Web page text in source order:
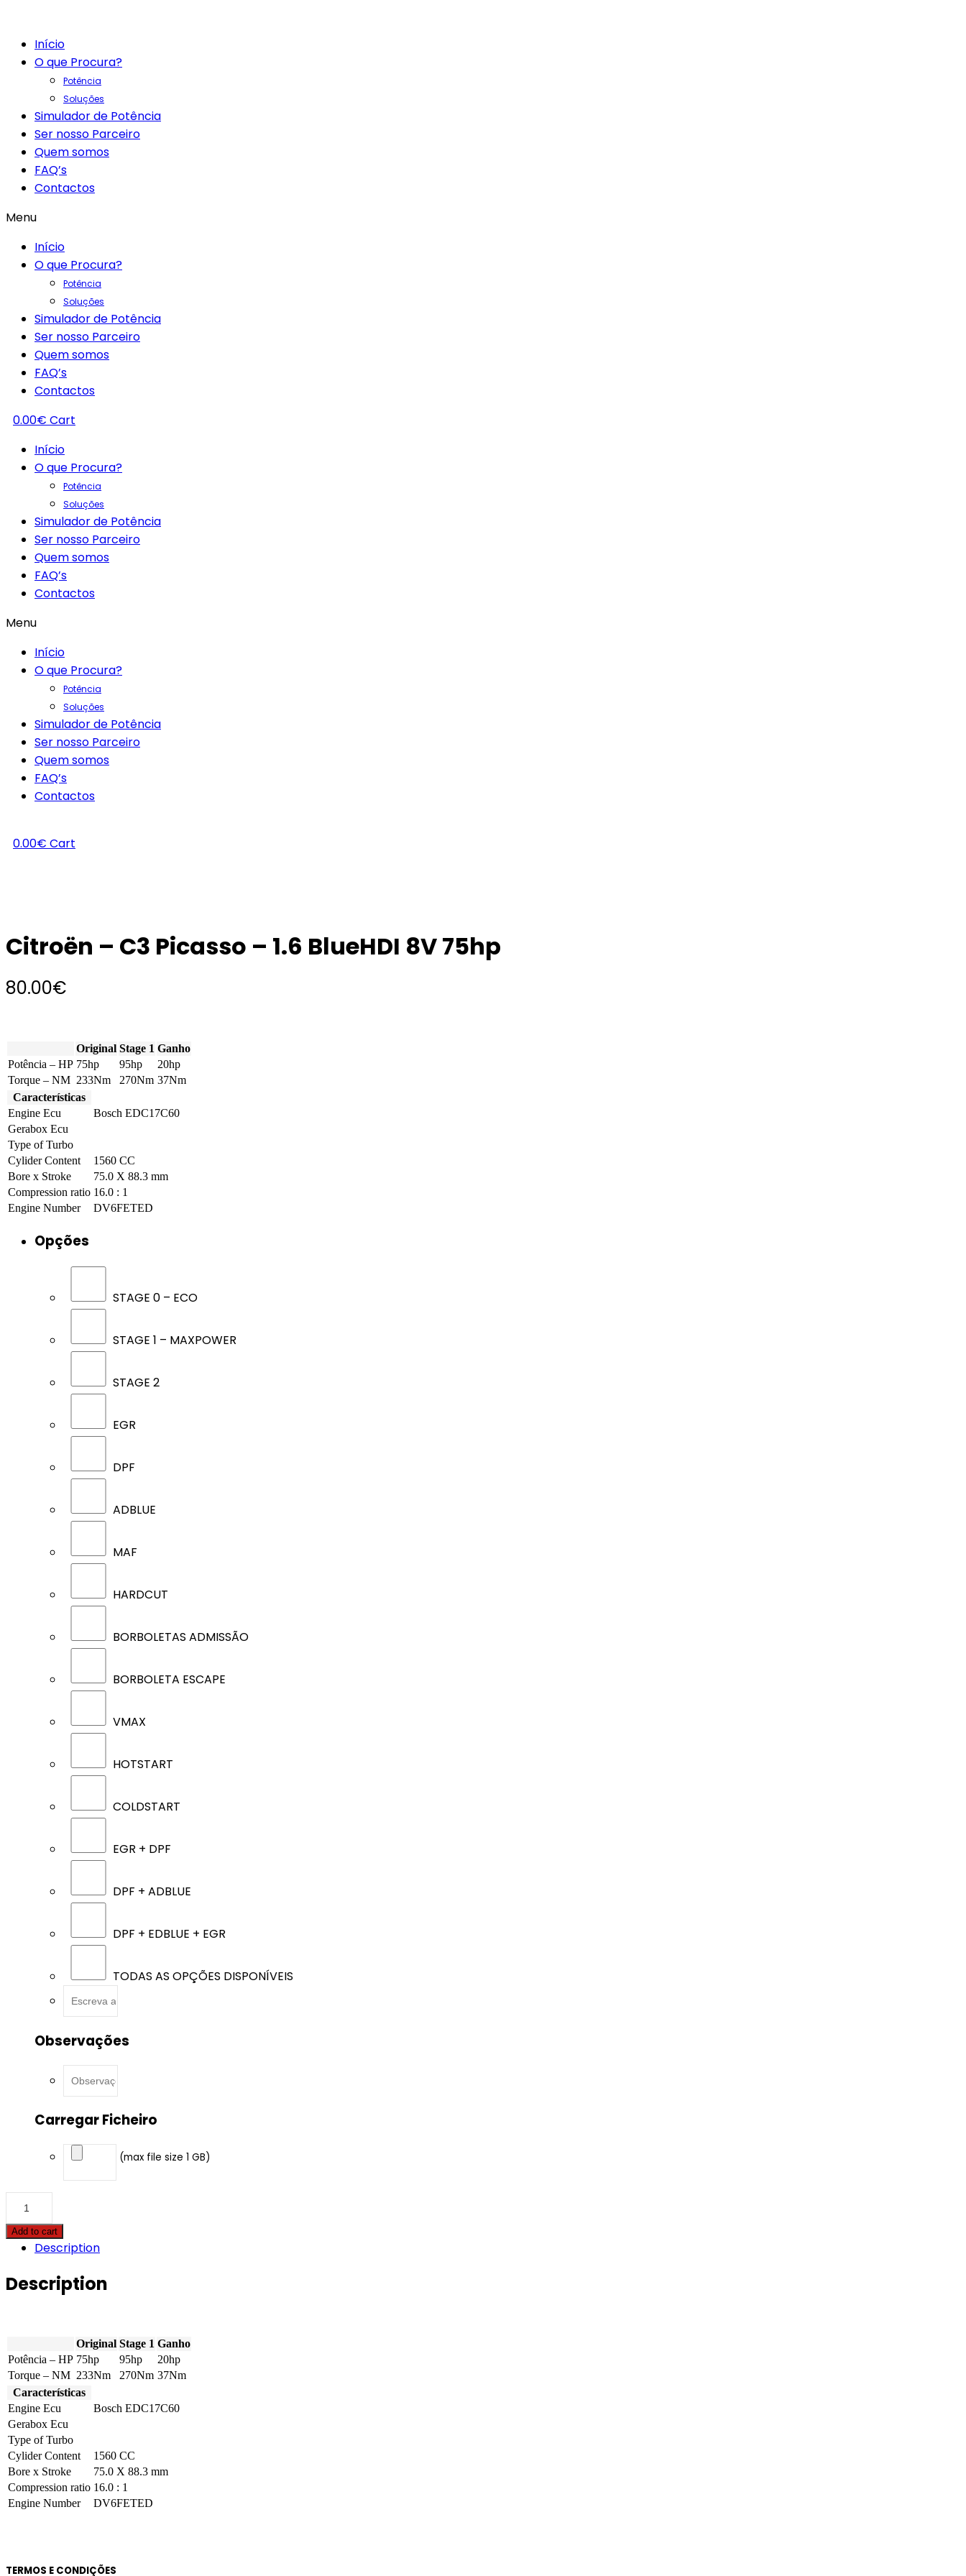
Início
O que Procura?
Potência
Soluções
Simulador de Potência
Ser nosso Parceiro
Quem somos
FAQ’s
Contactos
Menu
Início
O que Procura?
Potência
Soluções
Simulador de Potência
Ser nosso Parceiro
Quem somos
FAQ’s
Contactos
0.00€ Cart
Início
O que Procura?
Potência
Soluções
Simulador de Potência
Ser nosso Parceiro
Quem somos
FAQ’s
Contactos
Menu
Início
O que Procura?
Potência
Soluções
Simulador de Potência
Ser nosso Parceiro
Quem somos
FAQ’s
Contactos
0.00€ Cart
Citroën – C3 Picasso – 1.6 BlueHDI 8V 75hp
80.00€
Original Stage 1 Ganho
Potência – HP 75hp 95hp
20hp
Torque – NM 233Nm 270Nm 37Nm
Características
Engine Ecu
Bosch EDC17C60
Gerabox Ecu
Type of Turbo
Cylider Content
1560 CC
Bore x Stroke
75.0 X 88.3 mm
Compression ratio 16.0 : 1
Engine Number
DV6FETED
Opções
STAGE 0 – ECO
STAGE 1 – MAXPOWER
STAGE 2
EGR
DPF
ADBLUE
MAF
HARDCUT
BORBOLETAS ADMISSÃO
BORBOLETA ESCAPE
VMAX
HOTSTART
COLDSTART
EGR + DPF
DPF + ADBLUE
DPF + EDBLUE + EGR
TODAS AS OPÇÕES DISPONÍVEIS
Observações
Carregar Ficheiro
(max file size 1 GB)
C3
Picasso
BlueHDI
8V
Add to cart
Description
Description
Original Stage 1 Ganho
Potência – HP 75hp 95hp
20hp
Torque – NM 233Nm 270Nm 37Nm
Características
Engine Ecu
Bosch EDC17C60
Gerabox Ecu
Type of Turbo
Cylider Content
1560 CC
Bore x Stroke
75.0 X 88.3 mm
Compression ratio 16.0 : 1
Engine Number
DV6FETED
TERMOS E CONDIÇÕES